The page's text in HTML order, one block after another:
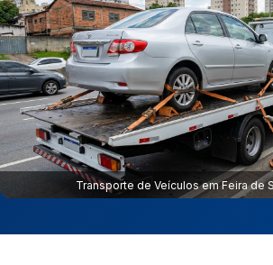
Transporte de Veículos em Feira de